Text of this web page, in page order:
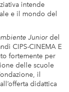
intende
e il mondo del
Junior del
CIPS-CINEMA E
fortemente per
delle scuole
il
didattica